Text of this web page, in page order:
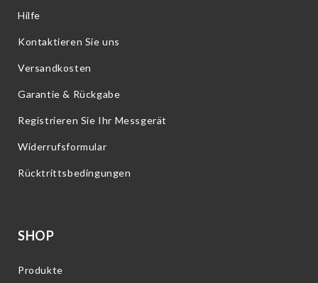
Hilfe
Kontaktieren Sie uns
Versandkosten
Garantie & Rückgabe
Registrieren Sie Ihr Messgerät
Widerrufsformular
Rücktrittsbedingungen
SHOP
Produkte